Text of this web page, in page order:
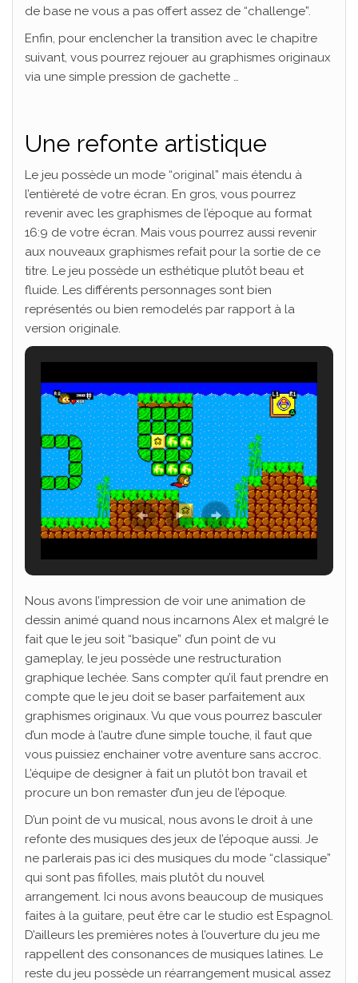
de base ne vous a pas offert assez de “challenge”.
Enfin, pour enclencher la transition avec le chapitre
suivant, vous pourrez rejouer au graphismes originaux
via une simple pression de gachette …
Une refonte artistique
Le jeu possède un mode “original” mais étendu à
l’entièreté de votre écran. En gros, vous pourrez
revenir avec les graphismes de l’époque au format
16:9 de votre écran. Mais vous pourrez aussi revenir
aux nouveaux graphismes refait pour la sortie de ce
titre. Le jeu possède un esthétique plutôt beau et
fluide. Les différents personnages sont bien
représentés ou bien remodelés par rapport à la
version originale.
Nous avons l’impression de voir une animation de
dessin animé quand nous incarnons Alex et malgré le
fait que le jeu soit “basique” d’un point de vu
gameplay, le jeu possède une restructuration
graphique lechée. Sans compter qu’il faut prendre en
compte que le jeu doit se baser parfaitement aux
graphismes originaux. Vu que vous pourrez basculer
d’un mode à l’autre d’une simple touche, il faut que
vous puissiez enchainer votre aventure sans accroc.
L’équipe de designer à fait un plutôt bon travail et
procure un bon remaster d’un jeu de l’époque.
D’un point de vu musical, nous avons le droit à une
refonte des musiques des jeux de l’époque aussi. Je
ne parlerais pas ici des musiques du mode “classique”
qui sont pas fifolles, mais plutôt du nouvel
arrangement. Ici nous avons beaucoup de musiques
faites à la guitare, peut être car le studio est Espagnol.
D’ailleurs les premières notes à l’ouverture du jeu me
rappellent des consonances de musiques latines. Le
reste du jeu possède un réarrangement musical assez